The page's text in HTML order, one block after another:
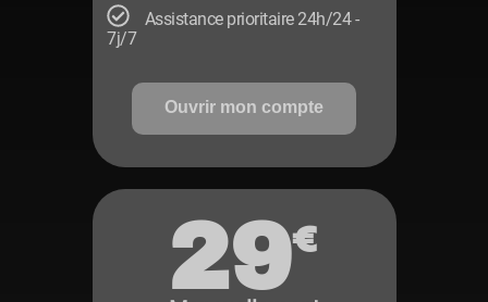
Assistance prioritaire 24h/24 -
7j/7
Ouvrir mon compte
29€